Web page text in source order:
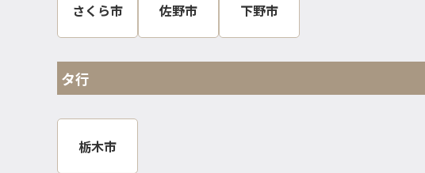
さくら市 佐野市 下野市
タ行
栃木市